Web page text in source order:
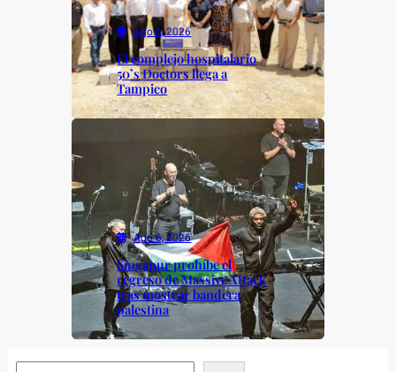
Ago 6, 2026
El complejo hospitalario
50’s Doctors llega a
Tampico
Ago 6, 2026
Singapur prohíbe el
regreso de Massive Attack
tras mostrar bandera
palestina